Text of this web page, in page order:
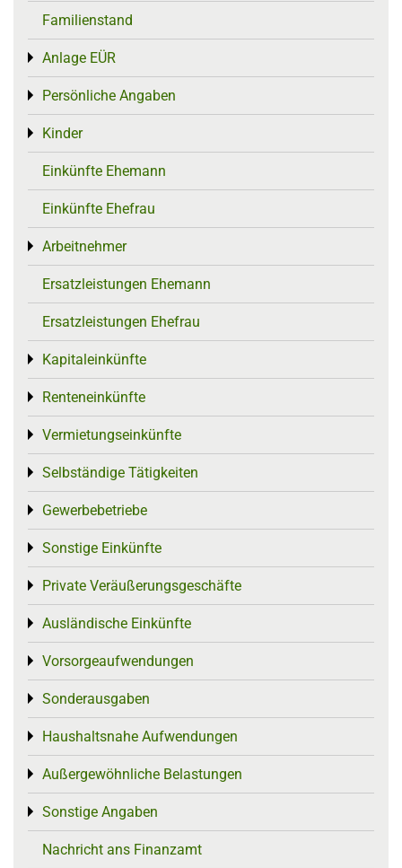
Familienstand
Anlage EÜR
Toggle menu
Persönliche Angaben
Toggle menu
Kinder
Toggle menu
Einkünfte Ehemann
Einkünfte Ehefrau
Arbeitnehmer
Toggle menu
Ersatzleistungen Ehemann
Ersatzleistungen Ehefrau
Kapitaleinkünfte
Toggle menu
Renteneinkünfte
Toggle menu
Vermietungseinkünfte
Toggle menu
Selbständige Tätigkeiten
Toggle menu
Gewerbebetriebe
Toggle menu
Sonstige Einkünfte
Toggle menu
Private Veräußerungsgeschäfte
Toggle menu
Ausländische Einkünfte
Toggle menu
Vorsorgeaufwendungen
Toggle menu
Sonderausgaben
Toggle menu
Haushaltsnahe Aufwendungen
Toggle menu
Außergewöhnliche Belastungen
Toggle menu
Sonstige Angaben
Toggle menu
Nachricht ans Finanzamt